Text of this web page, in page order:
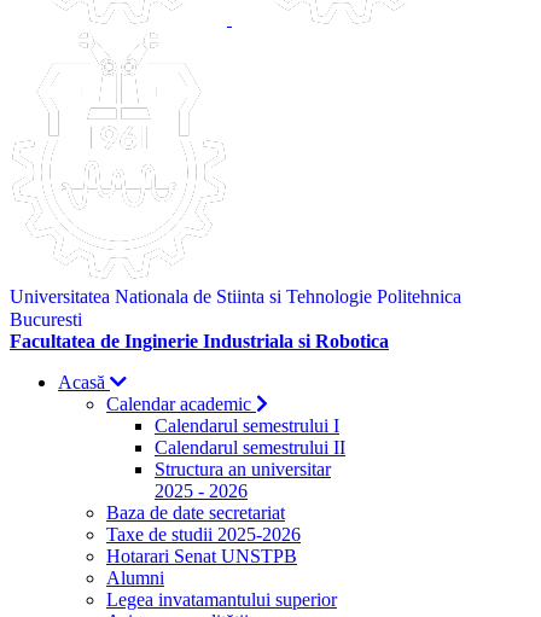
Universitatea Nationala de Stiinta si Tehnologie Politehnica
Bucuresti
Facultatea de Inginerie Industriala si Robotica
Acasă
Calendar academic
Calendarul semestrului I
Calendarul semestrului II
Structura an universitar
2025 - 2026
Baza de date secretariat
Taxe de studii 2025-2026
Hotarari Senat UNSTPB
Alumni
Legea invatamantului superior